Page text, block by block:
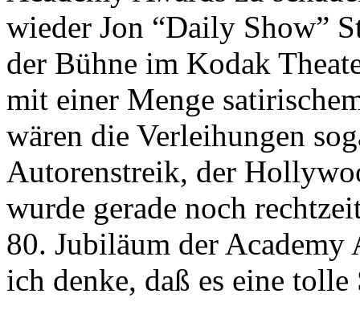
wieder Jon “Daily Show”
der Bühne im Kodak
mit einer Menge
wären die Verleihungen
Autorenstreik, der
wurde gerade noch
80. Jubiläum der Academy
ich denke, daß es eine